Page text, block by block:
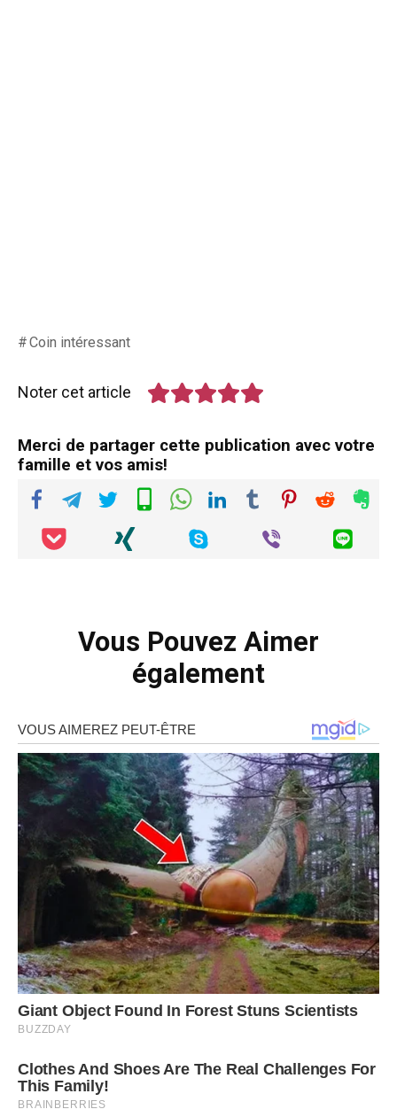
Coin intéressant
Noter cet article
Merci de partager cette publication avec votre
famille et vos amis!
Vous Pouvez Aimer
également